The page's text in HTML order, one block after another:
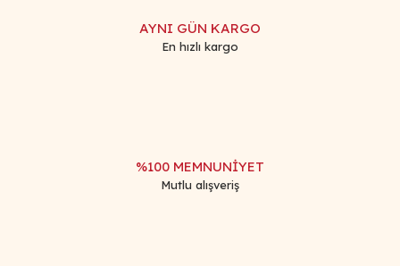
AYNI GÜN KARGO
En hızlı kargo
%100 MEMNUNİYET
Mutlu alışveriş